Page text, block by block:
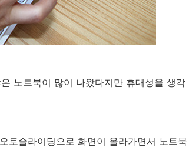
노트북이 많이 나왔다지만 휴대성을 생각
토슬라이딩으로 화면이 올라가면서 노트북